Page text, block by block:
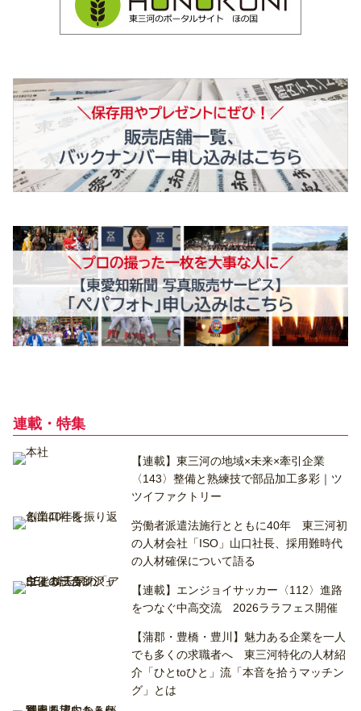
連載・特集
【連載】東三河の地域×未来×牽引企業
〈143〉整備と熟練技で部品加工多彩｜ツ
ツイファクトリー
労働者派遣法施行とともに40年 東三河初
の人材会社「ISO」山口社長、採用難時代
の人材確保について語る
【連載】エンジョイサッカー〈112〉進路
をつなぐ中高交流 2026ララフェス開催
【蒲郡・豊橋・豊川】魅力ある企業を一人
でも多くの求職者へ 東三河特化の人材紹
介「ひとtoひと」流「本音を拾うマッチン
グ」とは